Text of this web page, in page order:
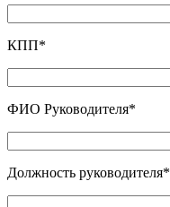
КПП*
ФИО Руководителя*
Должность руководителя*